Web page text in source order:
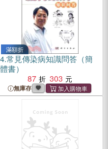
滿額折
4.常見傳染病知識問答（簡
體書）
87
303
無庫存